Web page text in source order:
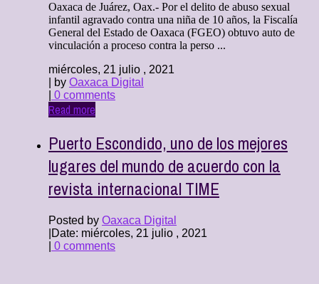
Oaxaca de Juárez, Oax.- Por el delito de abuso sexual
infantil agravado contra una niña de 10 años, la Fiscalía
General del Estado de Oaxaca (FGEO) obtuvo auto de
vinculación a proceso contra la perso ...
miércoles, 21 julio , 2021
| by Oaxaca Digital
0 comments
Read more
Puerto Escondido, uno de los mejores
lugares del mundo de acuerdo con la
revista internacional TIME
Posted by Oaxaca Digital
Date: miércoles, 21 julio , 2021
0 comments